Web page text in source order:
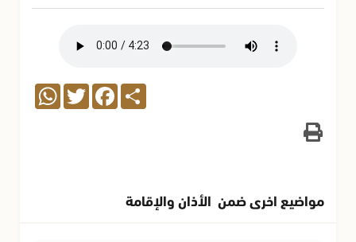
Share
Facebook
Twitter
WhatsApp
مواضيع اخرى ضمن الأذان والإقامة